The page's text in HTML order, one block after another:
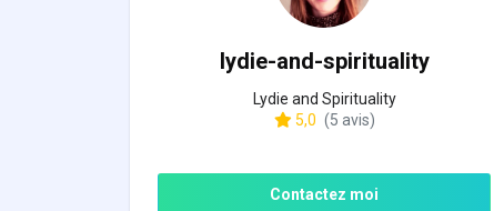
lydie-and-spirituality
Lydie and Spirituality
5,0 (5 avis)
Contactez moi